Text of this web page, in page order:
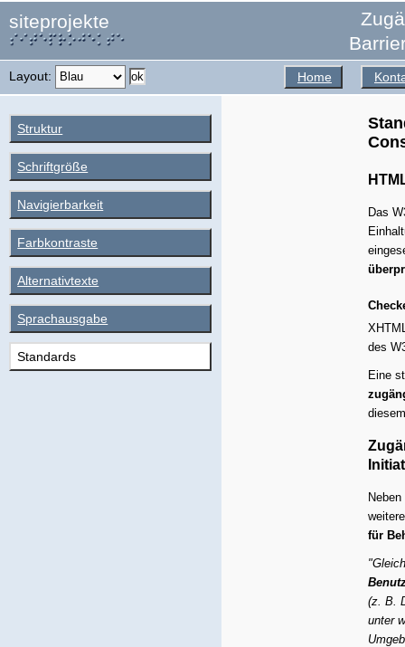
siteprojekte
Layout: Home
Struktur
Schriftgröße
Navigierbarkeit
Farbkontraste
Alternativtexte
Sprachausgabe
Standards
C
Das
des
Eine
für
(z. B.
unter